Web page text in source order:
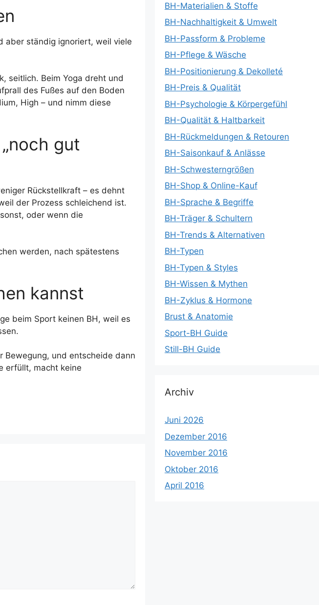
aber ständig ignoriert, weil viele
seitlich. Beim Yoga dreht und
des Fußes auf den Boden
High – und nimm diese
gut
Rückstellkraft – es dehnt
der Prozess schleichend ist.
oder wenn die
werden, nach spätestens
kannst
beim Sport keinen BH, weil es
Bewegung, und entscheide dann
erfüllt, macht keine
BH-Materialien & Stoffe
BH-Nachhaltigkeit & Umwelt
BH-Passform & Probleme
BH-Pflege & Wäsche
BH-Positionierung & Dekolleté
BH-Preis & Qualität
BH-Psychologie & Körpergefühl
BH-Qualität & Haltbarkeit
BH-Rückmeldungen & Retouren
BH-Saisonkauf & Anlässe
BH-Schwesterngrößen
BH-Shop & Online-Kauf
BH-Sprache & Begriffe
BH-Träger & Schultern
BH-Trends & Alternativen
BH-Typen
BH-Typen & Styles
BH-Wissen & Mythen
BH-Zyklus & Hormone
Brust & Anatomie
Sport-BH Guide
Still-BH Guide
Archiv
Juni 2026
Dezember 2016
November 2016
Oktober 2016
April 2016